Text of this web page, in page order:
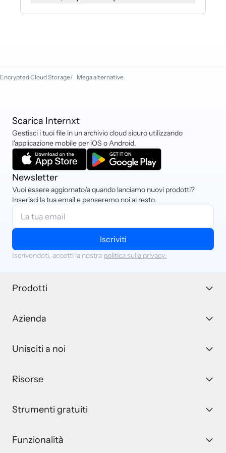
chat sul nostro sito web. Il nostro
team di Customer Success sarà
Encrypted Cloud Storage/ Mega alternative
Scarica Internxt
Gestisci i tuoi file in un archivio cloud sicuro utilizzando
l'applicazione mobile per iOS o Android.
Newsletter
Vuoi essere aggiornato/a quando lanciamo nuovi prodotti?
Inserisci la tua email e penseremo noi al resto.
Iscriviti
Iscrivendoti, accetti la nostra politica sulla privacy.
Prodotti
Azienda
Unisciti a noi
Risorse
Strumenti gratuiti
Funzionalità